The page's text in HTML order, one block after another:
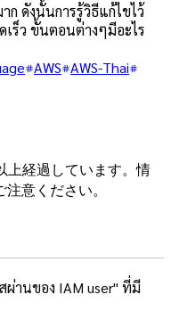
ก ดังนั้นการรู้วิธีแก้ไขไว้
เร็ว ขั้นตอนต่างๆมีอะไร
AWS AWS-Thai
上経過しています。情
意ください。
ผ่านของ IAM user" ที่มี